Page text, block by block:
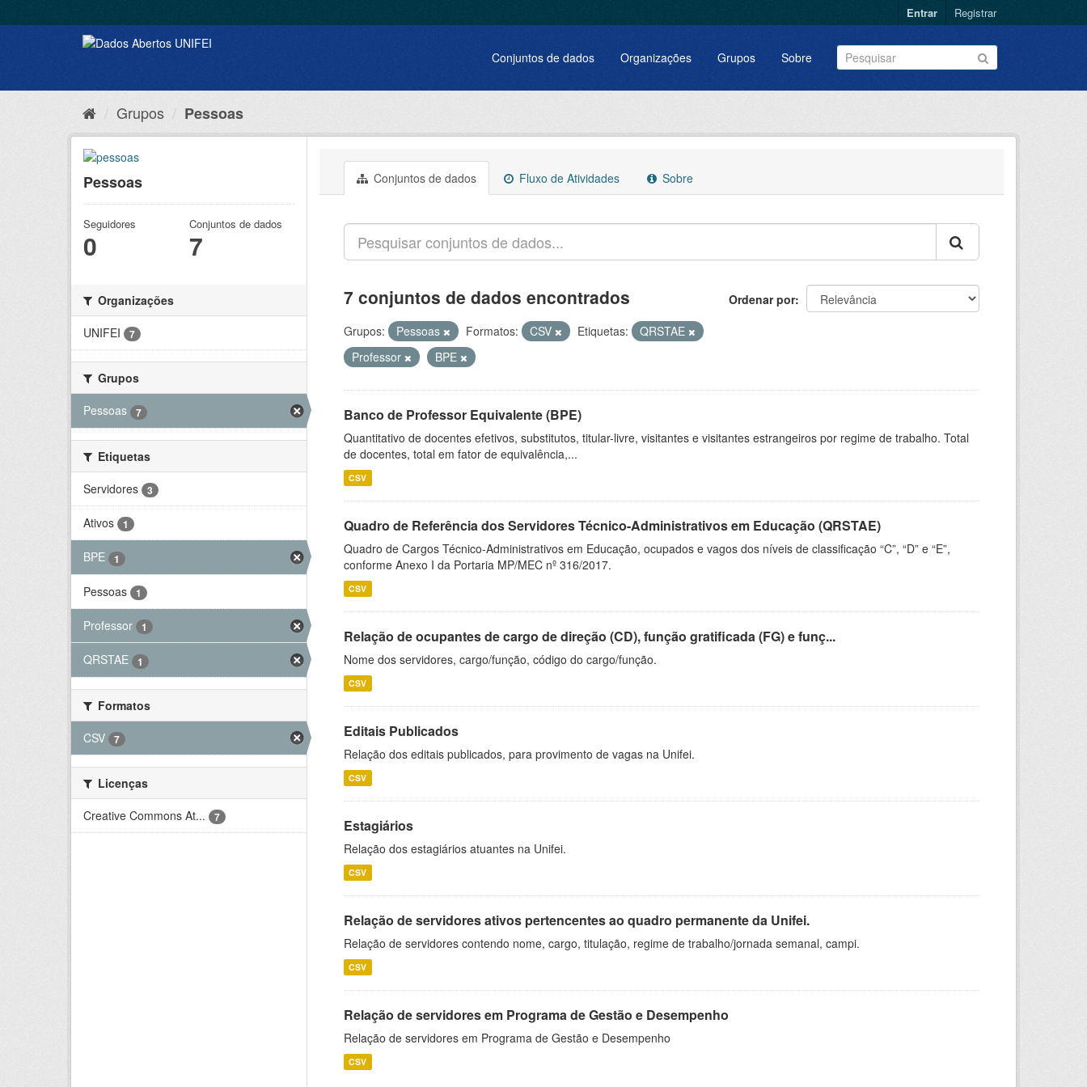
Entrar Registrar
Conjuntos de dados Organizações Grupos Sobre
Grupos Pessoas
Pessoas
Seguidores
0
Conjuntos de dados
7
Organizações
UNIFEI
7
Grupos
Pessoas
7
Etiquetas
Servidores
3
Ativos 1
BPE 1
Pessoas 1
Professor 1
QRSTAE 1
Formatos
CSV
7
Licenças
Creative Commons At...
7
Conjuntos de dados Fluxo de Atividades Sobre
Ordenar por
7 conjuntos de dados encontrados
Grupos: Pessoas Formatos: CSV Etiquetas:
QRSTAE
Professor
BPE
Banco de Professor Equivalente (BPE)
Quantitativo de docentes efetivos, substitutos, titular-livre, visitantes e visitantes estrangeiros por regime de trabalho. Total
de docentes, total em fator de equivalência,...
CSV
Quadro de Referência dos Servidores Técnico-Administrativos em Educação (QRSTAE)
Quadro de Cargos Técnico-Administrativos em Educação, ocupados e vagos dos níveis de classificação “C”, “D” e “E”,
conforme Anexo I da Portaria MP/MEC nº 316/2017.
CSV
Relação de ocupantes de cargo de direção (CD), função gratificada (FG) e funç...
Nome dos servidores, cargo/função, código do cargo/função.
CSV
Editais Publicados
Relação dos editais publicados, para provimento de vagas na Unifei.
CSV
Estagiários
Relação dos estagiários atuantes na Unifei.
CSV
Relação de servidores ativos pertencentes ao quadro permanente da Unifei.
Relação de servidores contendo nome, cargo, titulação, regime de trabalho/jornada semanal, campi.
CSV
Relação de servidores em Programa de Gestão e Desempenho
Relação de servidores em Programa de Gestão e Desempenho
CSV